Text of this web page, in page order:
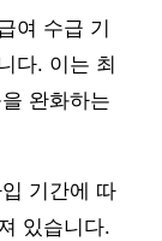
여 수급 기
다. 이는 최
완화하는
기간에 따
있습니다.